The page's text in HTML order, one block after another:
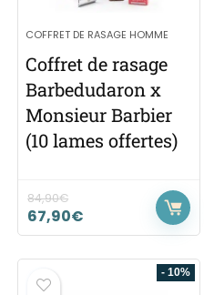
COFFRET DE RASAGE HOMME
Coffret de rasage
Barbedudaron x
Monsieur Barbier
(10 lames offertes)
84,90€
67,90€
- 10%